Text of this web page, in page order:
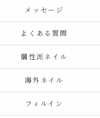
メッセージ
よくある質問
個性派ネイル
海外ネイル
フィルイン